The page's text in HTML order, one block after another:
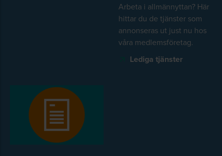
Arbeta i allmännyttan? Här
hittar du de tjänster som
annonseras ut just nu hos
våra medlemsföretag.
Lediga tjänster